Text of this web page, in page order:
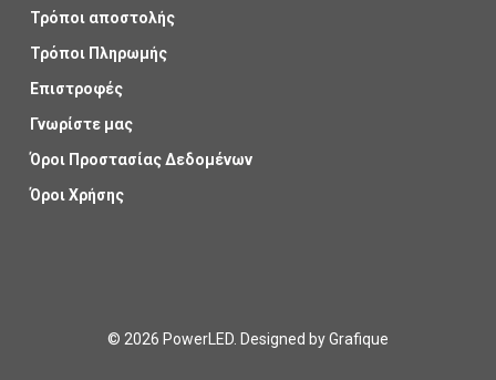
Τρόποι αποστολής
Τρόποι Πληρωμής
Επιστροφές
Γνωρίστε μας
Όροι Προστασίας Δεδομένων
Όροι Χρήσης
© 2026 PowerLED. Designed byGrafique